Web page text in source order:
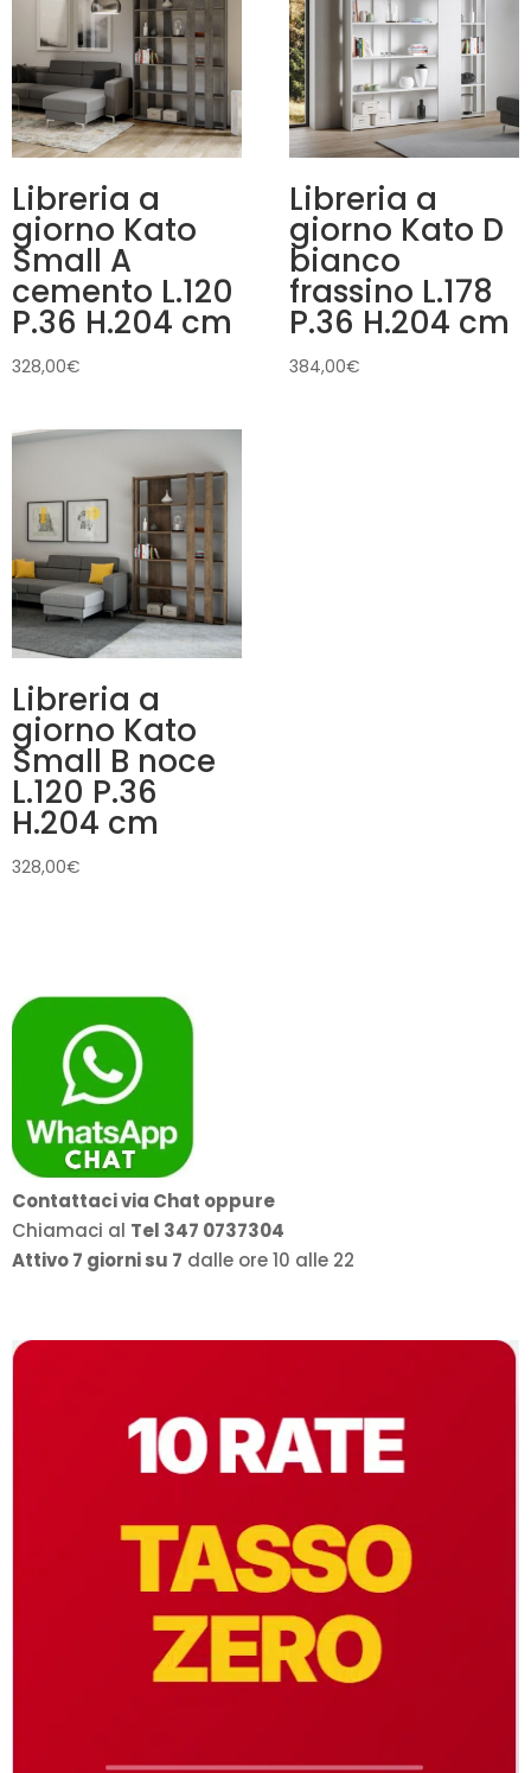
Libreria a
giorno Kato
Small A
cemento L.120
P.36 H.204 cm
328,00€
Libreria a
giorno Kato D
bianco
frassino L.178
P.36 H.204 cm
384,00€
Libreria a
giorno Kato
Small B noce
L.120 P.36
H.204 cm
328,00€
Contattaci via Chat oppure
Chiamaci al Tel 347 0737304
Attivo 7 giorni su 7 dalle ore 10 alle 22